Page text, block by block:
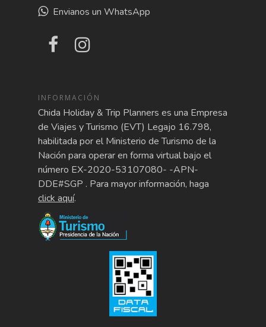
Envianos un WhatsApp
INFORMACIÓN
Chida Holiday & Trip Planners es una Empresa
de Viajes y Turismo (EVT) Legajo 16.798,
habilitada por el Ministerio de Turismo de la
Nación para operar en forma virtual bajo el
número EX-2020-53107080- -APN-
DDE#SGP . Para mayor información, haga
click aquí.